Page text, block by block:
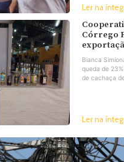
Ler na
Córrego
Bianca
queda de
de cachaça
Ler na